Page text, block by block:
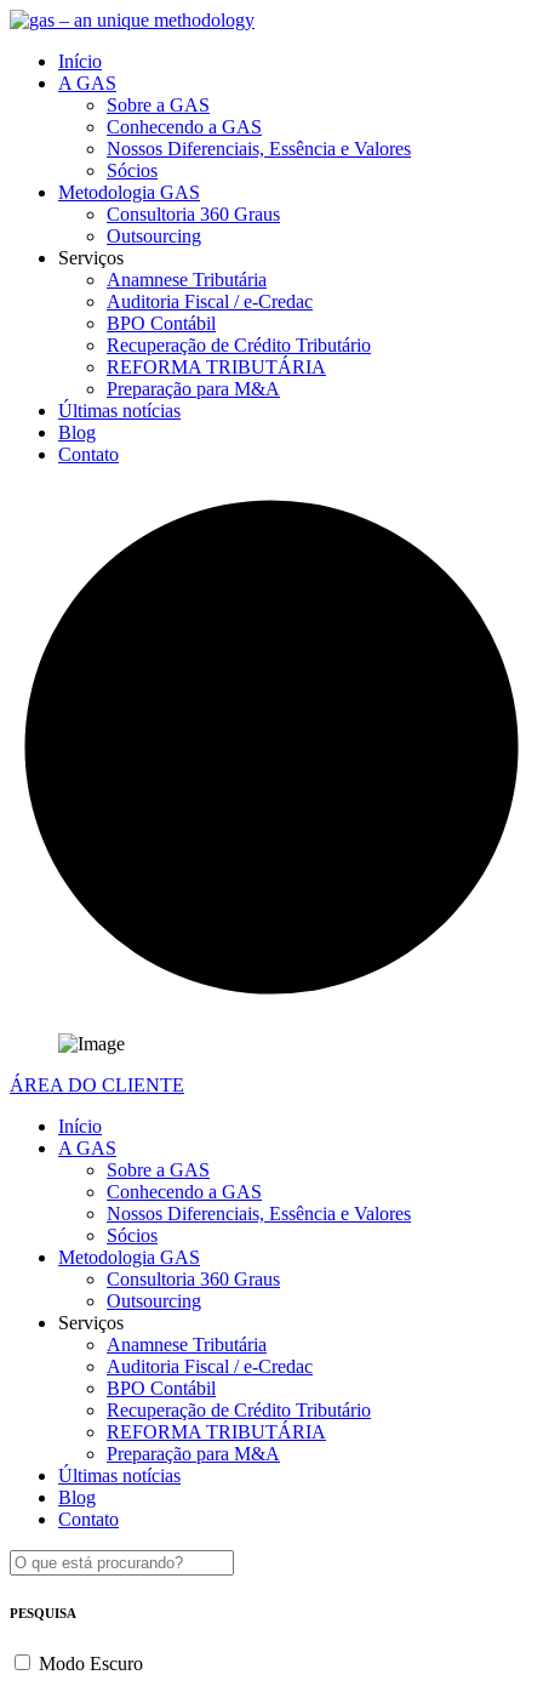
Início
A GAS
Sobre a GAS
Conhecendo a GAS
Nossos Diferenciais, Essência e Valores
Sócios
Metodologia GAS
Consultoria 360 Graus
Outsourcing
Serviços
Anamnese Tributária
Auditoria Fiscal / e-Credac
BPO Contábil
Recuperação de Crédito Tributário
REFORMA TRIBUTÁRIA
Preparação para M&A
Últimas notícias
Blog
Contato
ÁREA DO CLIENTE
Início
A GAS
Sobre a GAS
Conhecendo a GAS
Nossos Diferenciais, Essência e Valores
Sócios
Metodologia GAS
Consultoria 360 Graus
Outsourcing
Serviços
Anamnese Tributária
Auditoria Fiscal / e-Credac
BPO Contábil
Recuperação de Crédito Tributário
REFORMA TRIBUTÁRIA
Preparação para M&A
Últimas notícias
Blog
Contato
PESQUISA
Modo Escuro